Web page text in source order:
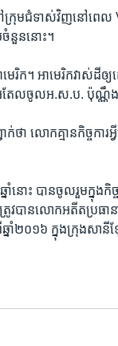
រុម​ជំទាស់​វិញ​នៅ​ពេល
ចំនួន​នោះ។
។​ ​អា​មេរិក​វាស់​ដី​ឲ្យ​ដើ
អូតែល​ចូល​អ.ស.ប.​ ​ប៉ុណ្ណឹ
ថា​ ​លោក​គ្មាន​កិច្ចការ​
ោះ​ ​បាន​ចូល​រួម​ក្នុងកិ
ាន​លោក​អតីត​ប្រធានា​
ាំ​២០១៦​ ​ក្នុង​ក្រុង​សានីឡ